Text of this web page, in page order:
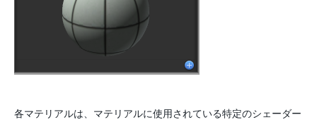
各マテリアルは、マテリアルに使用されている特定のシェーダー